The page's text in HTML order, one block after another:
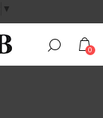
▼
0